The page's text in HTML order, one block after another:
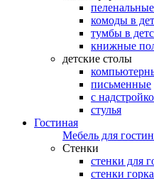
комоды в
тумбы в
книжные
детские столы
письменные
с
стулья
Гостиная
Мебель для
Стенки
стенки для
стенки